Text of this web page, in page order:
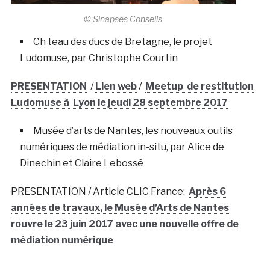
© Sinapses Conseils
Ch teau des ducs de Bretagne, le projet
Ludomuse, par Christophe Courtin
PRESENTATION / Lien web/ Meetup de restitution
Ludomuse à Lyon le jeudi 28 septembre 2017
Musée d’arts de Nantes, les nouveaux outils
numériques de médiation in-situ, par Alice de
Dinechin et Claire Lebossé
PRESENTATION / Article CLIC France: Après 6
années de travaux, le Musée d’Arts de Nantes
rouvre le 23 juin 2017 avec une nouvelle offre de
médiation numérique